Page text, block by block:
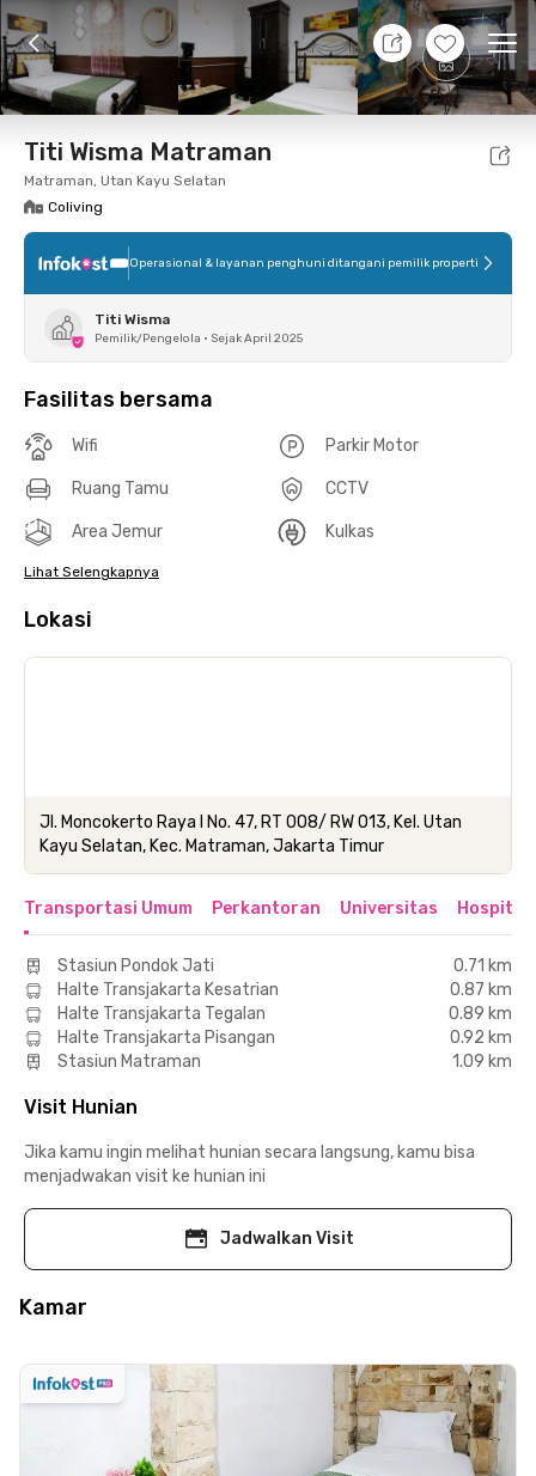
+15
10 Agt 26 - Belum tahu
Foto Fasilitas bersama Lokasi Kamar
Titi Wisma Matraman
Matraman, Utan Kayu Selatan
Coliving
Operasional & layanan penghuni ditangani pemilik properti
Titi Wisma
Pemilik/Pengelola • Sejak April 2025
Fasilitas bersama
Wifi Parkir Motor
Ruang Tamu CCTV
Area Jemur Kulkas
Lihat Selengkapnya
Lokasi
Jl. Moncokerto Raya I No. 47, RT 008/ RW 013, Kel. Utan
Kayu Selatan, Kec. Matraman, Jakarta Timur
Transportasi Umum Perkantoran Universitas Hospital
Stasiun Pondok Jati
0.71 km
Halte Transjakarta Kesatrian
0.87 km
Halte Transjakarta Tegalan
0.89 km
Halte Transjakarta Pisangan
0.92 km
Stasiun Matraman
1.09 km
Visit Hunian
Jika kamu ingin melihat hunian secara langsung, kamu bisa
menjadwakan visit ke hunian ini
Jadwalkan Visit
Kamar